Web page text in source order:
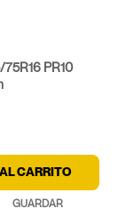
PR10
CARRITO